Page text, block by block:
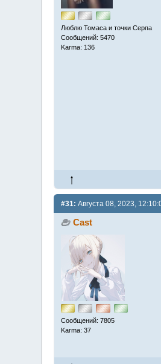
Люблю Томаса и точки Серпа
Сообщений: 5470
Karma: 136
#31: Августа 08, 2023,
Cast
Сообщений: 7805
Karma: 37